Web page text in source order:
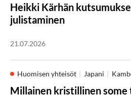
Heikki Kärhän
julistaminen
21.07.2026
Huomisen yhteisöt Japani
Millainen kristillinen some